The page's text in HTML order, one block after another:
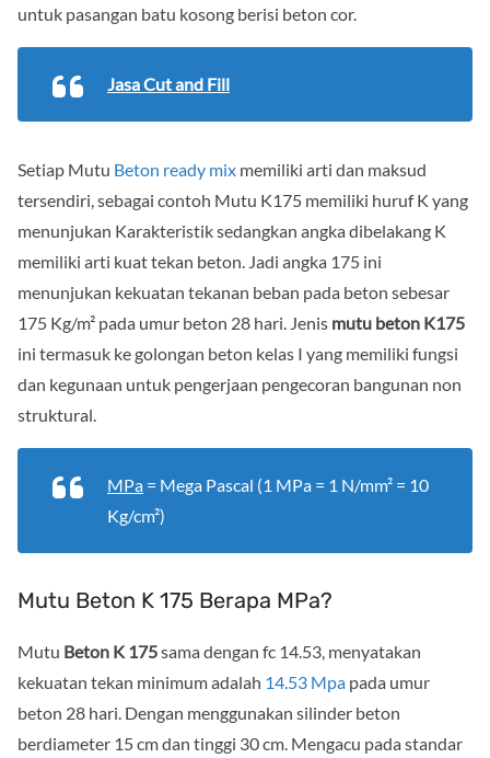
untuk pasangan batu kosong berisi beton cor.
Jasa Cut and Fill
Setiap Mutu Beton ready mix memiliki arti dan maksud
tersendiri, sebagai contoh Mutu K175 memiliki huruf K yang
menunjukan Karakteristik sedangkan angka dibelakang K
memiliki arti kuat tekan beton. Jadi angka 175 ini
menunjukan kekuatan tekanan beban pada beton sebesar
175 Kg/m² pada umur beton 28 hari. Jenis mutu beton K175
ini termasuk ke golongan beton kelas I yang memiliki fungsi
dan kegunaan untuk pengerjaan pengecoran bangunan non
struktural.
MPa = Mega Pascal (1 MPa = 1 N/mm² = 10
Kg/cm²)
Mutu Beton K 175 Berapa MPa?
Mutu Beton K 175sama dengan fc 14.53, menyatakan
kekuatan tekan minimum adalah 14.53 Mpa pada umur
beton 28 hari. Dengan menggunakan silinder beton
berdiameter 15 cm dan tinggi 30 cm. Mengacu pada standar